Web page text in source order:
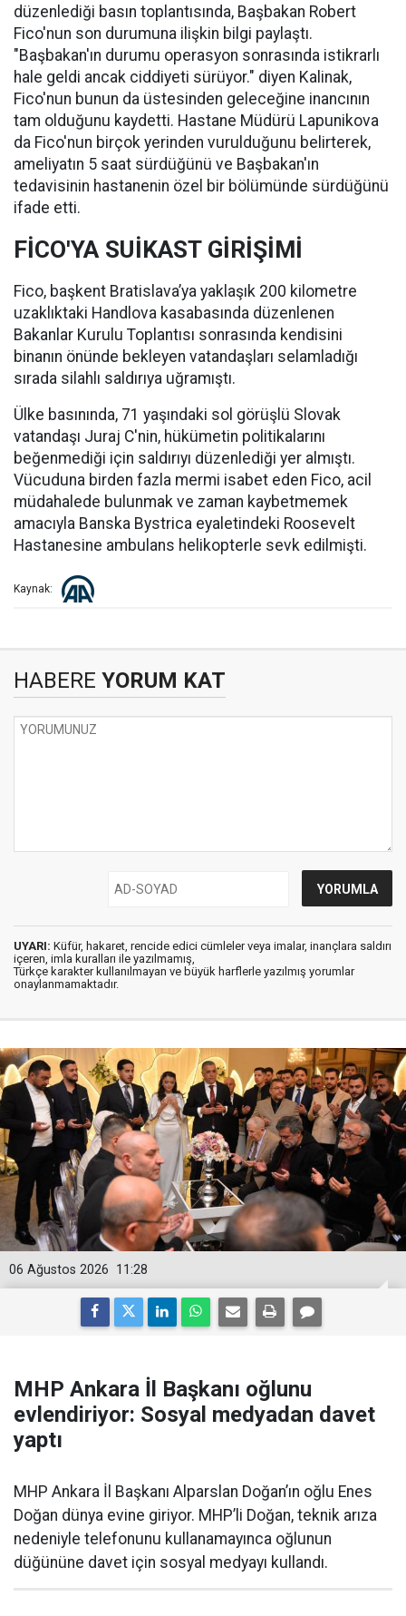
düzenlediği basın toplantısında, Başbakan Robert
Fico'nun son durumuna ilişkin bilgi paylaştı.
"Başbakan'ın durumu operasyon sonrasında istikrarlı
hale geldi ancak ciddiyeti sürüyor." diyen Kalinak,
Fico'nun bunun da üstesinden geleceğine inancının
tam olduğunu kaydetti. Hastane Müdürü Lapunikova
da Fico'nun birçok yerinden vurulduğunu belirterek,
ameliyatın 5 saat sürdüğünü ve Başbakan'ın
tedavisinin hastanenin özel bir bölümünde sürdüğünü
ifade etti.
FİCO'YA SUİKAST GİRİŞİMİ
Fico, başkent Bratislava’ya yaklaşık 200 kilometre
uzaklıktaki Handlova kasabasında düzenlenen
Bakanlar Kurulu Toplantısı sonrasında kendisini
binanın önünde bekleyen vatandaşları selamladığı
sırada silahlı saldırıya uğramıştı.
Ülke basınında, 71 yaşındaki sol görüşlü Slovak
vatandaşı Juraj C'nin, hükümetin politikalarını
beğenmediği için saldırıyı düzenlediği yer almıştı.
Vücuduna birden fazla mermi isabet eden Fico, acil
müdahalede bulunmak ve zaman kaybetmemek
amacıyla Banska Bystrica eyaletindeki Roosevelt
Hastanesine ambulans helikopterle sevk edilmişti.
Kaynak:
HABERE YORUM KAT
UYARI: Küfür, hakaret, rencide edici cümleler veya imalar, inançlara saldırı
içeren, imla kuralları ile yazılmamış,
Türkçe karakter kullanılmayan ve büyük harflerle yazılmış yorumlar
onaylanmamaktadır.
11:28
06 Ağustos 2026
MHP Ankara İl Başkanı oğlunu
evlendiriyor: Sosyal medyadan davet
yaptı
MHP Ankara İl Başkanı Alparslan Doğan’ın oğlu Enes
Doğan dünya evine giriyor. MHP’li Doğan, teknik arıza
nedeniyle telefonunu kullanamayınca oğlunun
düğününe davet için sosyal medyayı kullandı.